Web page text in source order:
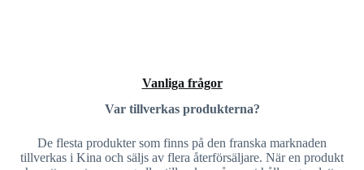
Vanliga frågor
Var tillverkas produkterna?
De flesta produkter som finns på den franska marknaden
tillverkas i Kina och säljs av flera återförsäljare. När en produkt